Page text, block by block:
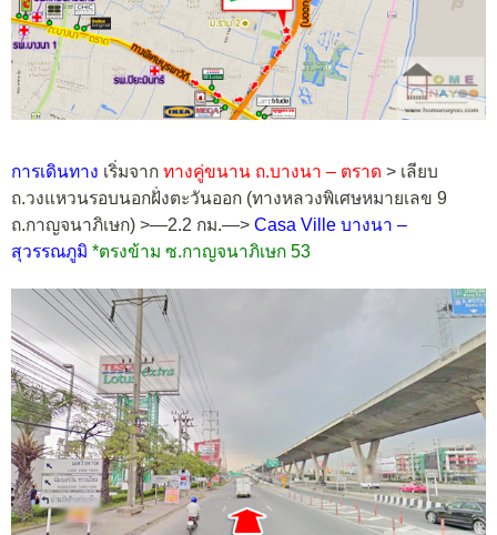
การเดินทาง เริ่มจาก ทางคู่ขนาน ถ.บางนา – ตราด > เลียบ
ถ.วงแหวนรอบนอกฝั่งตะวันออก (ทางหลวงพิเศษหมายเลข 9
ถ.กาญจนาภิเษก) >—2.2 กม.—> Casa Ville บางนา –
สุวรรณภูมิ *ตรงข้าม ซ.กาญจนาภิเษก 53